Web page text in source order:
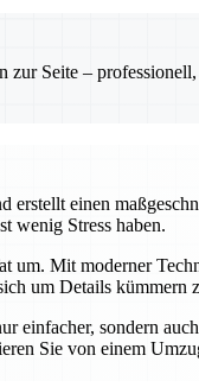
Seite –
einen
wenig Stress haben.
um. Mit moderner
um Details kümmern
einfacher, sondern
Sie von einem